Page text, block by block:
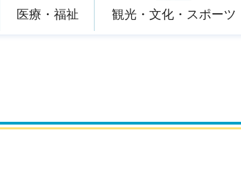
医療・福祉 観光・文化・スポーツ